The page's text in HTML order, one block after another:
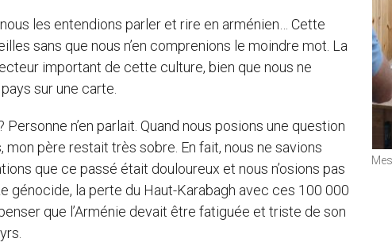
les entendions parler et rire en arménien… Cette
sans que nous n’en comprenions le moindre mot. La
important de cette culture, bien que nous ne
sur une carte.
Personne n’en parlait. Quand nous posions une question
mon père restait très sobre. En fait, nous ne savions
que ce passé était douloureux et nous n’osions pas
génocide, la perte du Haut-Karabagh avec ces 100 000
que l’Arménie devait être fatiguée et triste de son